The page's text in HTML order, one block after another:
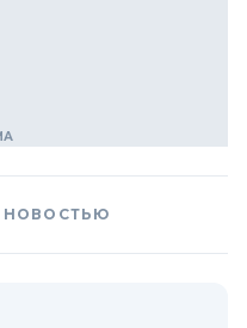
НОВОСТЬЮ